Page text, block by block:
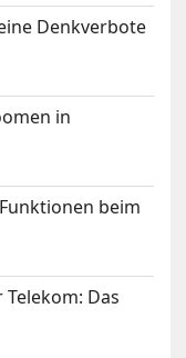
Denkverbote
in
beim
Das